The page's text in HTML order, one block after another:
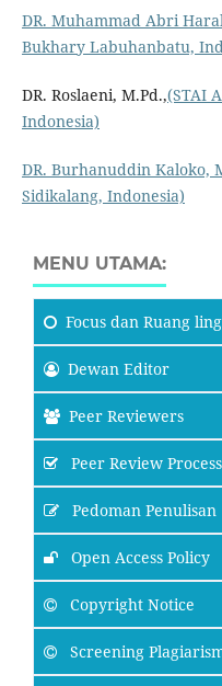
DR. Muhammad Abri
Bukhary Labuhanbatu,
DR. Roslaeni, M.Pd.,(STAI
Indonesia)
DR. Burhanuddin Kaloko,
Sidikalang, Indonesia)
MENU UTAMA:
Focus dan Ruang
Dewan Editor
Peer Reviewers
Peer Review Process
Pedoman Penulisan
Open Access Policy
Copyright Notice
Screening